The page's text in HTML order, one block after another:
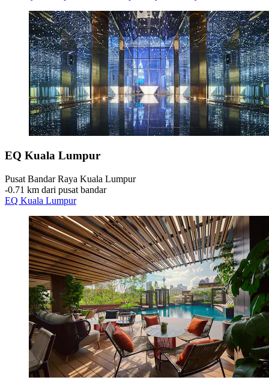
EQ Kuala Lumpur
Pusat Bandar Raya Kuala Lumpur
‐0.71 km dari pusat bandar
EQ Kuala Lumpur